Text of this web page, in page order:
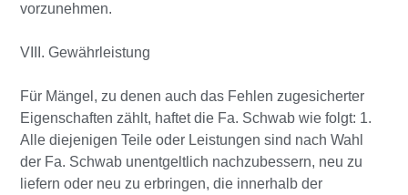
vorzunehmen.
VIII. Gewährleistung
Für Mängel, zu denen auch das Fehlen zugesicherter
Eigenschaften zählt, haftet die Fa. Schwab wie folgt: 1.
Alle diejenigen Teile oder Leistungen sind nach Wahl
der Fa. Schwab unentgeltlich nachzubessern, neu zu
liefern oder neu zu erbringen, die innerhalb der